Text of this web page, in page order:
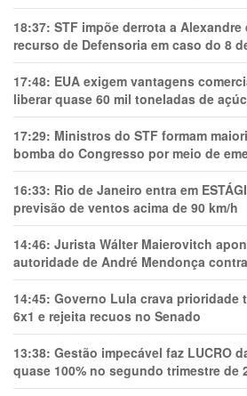
18:37: STF impõe derrota a
recurso de Defensoria em caso do 8
17:48: EUA exigem vantagens
liberar quase 60 mil toneladas de
17:29: Ministros do STF formam
bomba do Congresso por meio de
16:33: Rio de Janeiro entra em
previsão de ventos acima de 90 km/h
14:46: Jurista Wálter Maierovitch
autoridade de André Mendonça
14:45: Governo Lula crava prioridade
6x1 e rejeita recuos no Senado
13:38: Gestão impecável faz LUCRO
quase 100% no segundo trimestre de